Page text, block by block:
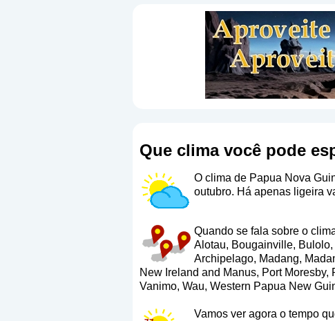
Que clima você pode
O clima de Papua Nova
outubro. Há apenas ligeira
Quando se fala sobre o
Alotau, Bougainville,
Archipelago, Madang,
New Ireland and Manus, Port
Vanimo, Wau, Western Papua New
Vamos ver agora o tempo